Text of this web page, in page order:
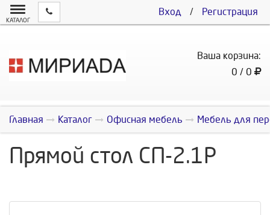
Вход / Регистрация
КАТАЛОГ
Ваша корзина:
0 / 0
Главная Каталог Офисная мебель Мебель для
Прямой стол СП-2.1P